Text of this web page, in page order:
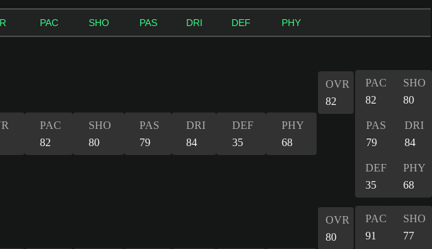
PAC SHO PAS DRI DEF PHY
PAC
82
SHO
80
PAS
79
DRI
84
DEF
35
PHY
68
OVR
82
PAC
82
SHO
80
PAS
79
DRI
84
DEF
35
PHY
68
OVR
80
PAC
91
SHO
77